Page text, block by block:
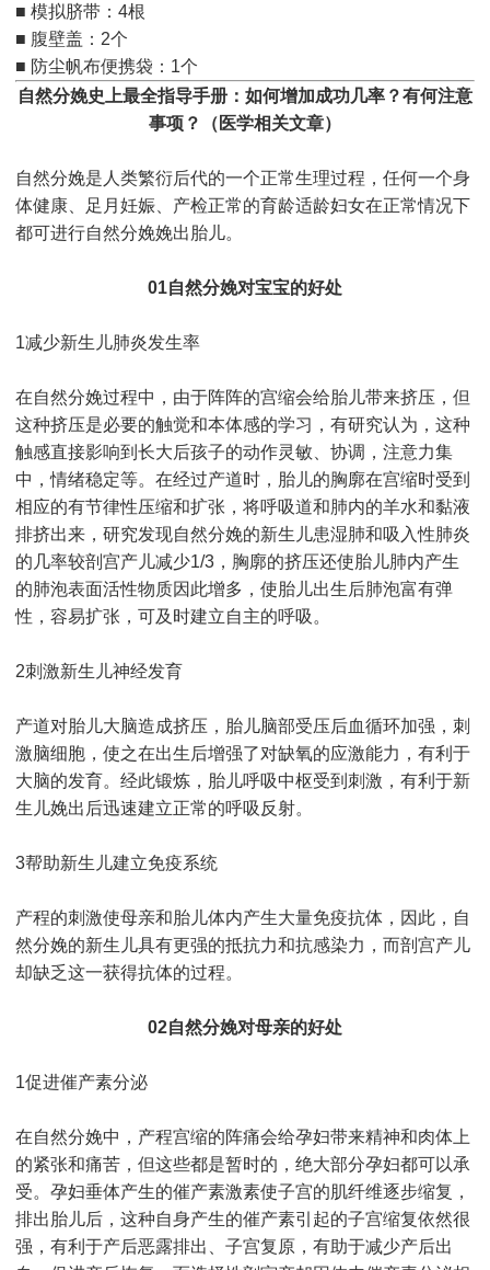
■ 模拟脐带：4根
■ 腹壁盖：2个
■ 防尘帆布便携袋：1个
自然分娩史上最全指导手册：如何增加成功几率？有何注意
事项？（医学相关文章）
自然分娩是人类繁衍后代的一个正常生理过程，任何一个身
体健康、足月妊娠、产检正常的育龄适龄妇女在正常情况下
都可进行自然分娩娩出胎儿。
01自然分娩对宝宝的好处
1减少新生儿肺炎发生率
在自然分娩过程中，由于阵阵的宫缩会给胎儿带来挤压，但
这种挤压是必要的触觉和本体感的学习，有研究认为，这种
触感直接影响到长大后孩子的动作灵敏、协调，注意力集
中，情绪稳定等。在经过产道时，胎儿的胸廓在宫缩时受到
相应的有节律性压缩和扩张，将呼吸道和肺内的羊水和黏液
排挤出来，研究发现自然分娩的新生儿患湿肺和吸入性肺炎
的几率较剖宫产儿减少1/3，胸廓的挤压还使胎儿肺内产生
的肺泡表面活性物质因此增多，使胎儿出生后肺泡富有弹
性，容易扩张，可及时建立自主的呼吸。
2刺激新生儿神经发育
产道对胎儿大脑造成挤压，胎儿脑部受压后血循环加强，刺
激脑细胞，使之在出生后增强了对缺氧的应激能力，有利于
大脑的发育。经此锻炼，胎儿呼吸中枢受到刺激，有利于新
生儿娩出后迅速建立正常的呼吸反射。
3帮助新生儿建立免疫系统
产程的刺激使母亲和胎儿体内产生大量免疫抗体，因此，自
然分娩的新生儿具有更强的抵抗力和抗感染力，而剖宫产儿
却缺乏这一获得抗体的过程。
02自然分娩对母亲的好处
1促进催产素分泌
在自然分娩中，产程宫缩的阵痛会给孕妇带来精神和肉体上
的紧张和痛苦，但这些都是暂时的，绝大部分孕妇都可以承
受。孕妇垂体产生的催产素激素使子宫的肌纤维逐步缩复，
排出胎儿后，这种自身产生的催产素引起的子宫缩复依然很
强，有利于产后恶露排出、子宫复原，有助于减少产后出